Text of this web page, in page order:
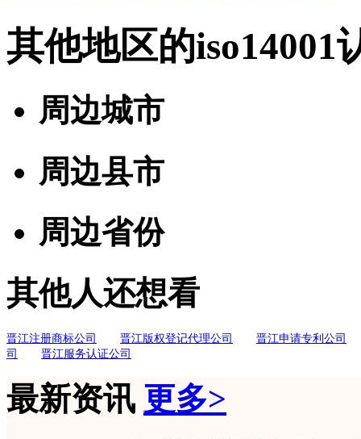
其他地区的iso14001
周边城市
周边县市
周边省份
其他人还想看
晋江注册商标公司 晋江版权登记代理公司
晋江申请专利公司
司
晋江服务认证公司
最新资讯 更多>